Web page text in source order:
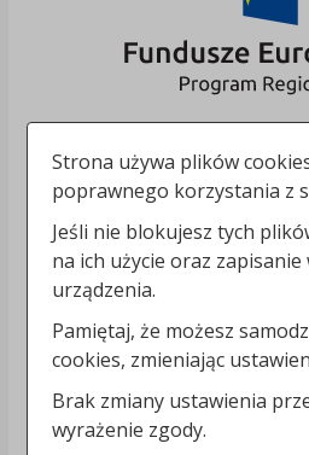
Strona używa plików
poprawnego korzystania z
Jeśli nie blokujesz tych
na ich użycie oraz zapisanie
urządzenia.
Pamiętaj, że możesz
cookies, zmieniając
Brak zmiany ustawienia
wyrażenie zgody.